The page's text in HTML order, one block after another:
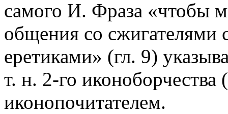
самого И. Фраза «чтобы
общения со сжигателями
еретиками» (гл. 9)
т. н. 2-го
иконопочитателем.